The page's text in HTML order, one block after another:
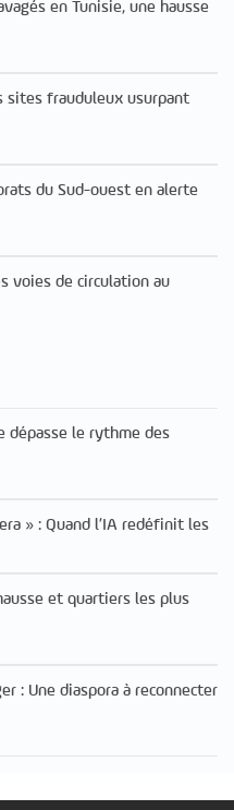
en Tunisie, une hausse
sites frauduleux usurpant
du Sud-ouest en alerte
voies de circulation au
dépasse le rythme des
» : Quand l’IA redéfinit les
et quartiers les plus
: Une diaspora à reconnecter